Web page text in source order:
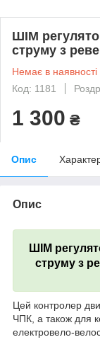
ШІМ
струму з
Немає в наявності
Код: 1181
1 300 ₴
Опис
Опис
ШІМ
струму з
Цей контролер
ЧПК, а також для
електровело-